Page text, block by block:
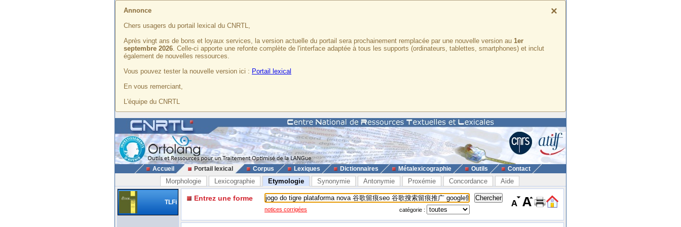
×
Annonce
Chers usagers du portail lexical du CNRTL,
Après vingt ans de bons et loyaux services, la version actuelle du portail sera prochainement remplacée par une nouvelle version au 1er
septembre 2026. Celle-ci apporte une refonte complète de l'interface adaptée à tous les supports (ordinateurs, tablettes, smartphones) et inclut
également de nouvelles ressources.
Vous pouvez tester la nouvelle version ici : Portail lexical
En vous remerciant,
L'équipe du CNRTL
Accueil Portail lexical Corpus Lexiques Dictionnaires Métalexicographie Outils Contact
Morphologie Lexicographie Etymologie Synonymie Antonymie Proxémie Concordance Aide
TLFi Entrez une forme
notices corrigées catégorie :